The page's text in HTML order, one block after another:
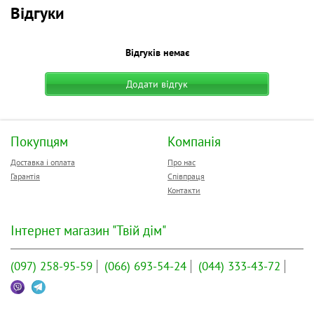
Форм-фактор:
Внутрішній інтерфейс:
Матеріал корпусу: пластик
Габарити:
117 x 75 x 12.5 мм
Відгуки
Відгуків немає
Додати відгук
Покупцям
Доставка і оплата
Гарантія
Компанія
Про нас
Співпраця
Контакти
Інтернет магазин "Твій дім"
(097) 258-95-59 (066) 693-54-24 (044) 333-43-72